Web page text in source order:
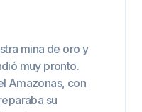
mina de oro y
muy pronto.
Amazonas, con
su